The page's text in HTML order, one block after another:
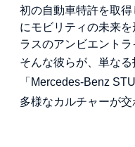
初の自動車特許を取
にモビリティの未来
ラスのアンビエント
そんな彼らが、単な
「Mercedes-Benz
多様なカルチャーが交